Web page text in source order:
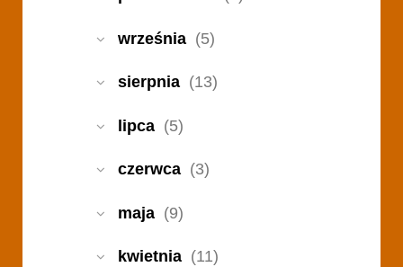
września (5)
sierpnia (13)
lipca (5)
czerwca (3)
maja (9)
kwietnia (11)